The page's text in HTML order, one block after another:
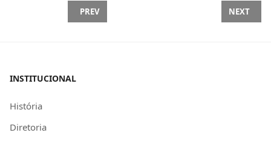
PREVIOUS ARTICLE: MANIFESTO DA CNTC |
PREV NEXT
NEXT
INSTITUCIONAL
História
Diretoria